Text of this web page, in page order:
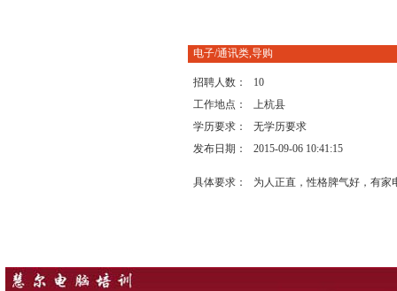
电子/通讯类,导购
招聘人数：
10
工作地点：
上杭县
学历要求：
无学历要求
发布日期：
2015-09-06 10:41:15
具体要求： 为人正直，性格脾气好，有家